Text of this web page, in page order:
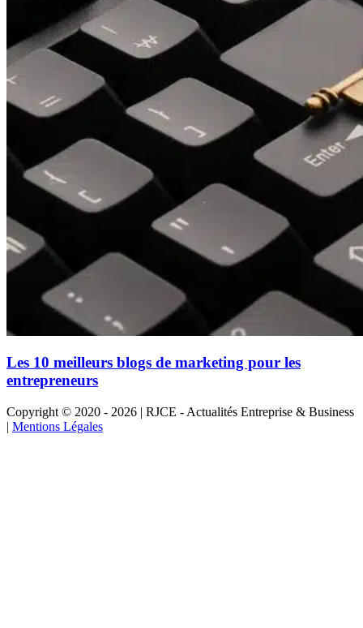
Les 10 meilleurs blogs de marketing pour les
entrepreneurs
Copyright © 2020 - 2026 | RJCE - Actualités Entreprise & Business
| Mentions Légales